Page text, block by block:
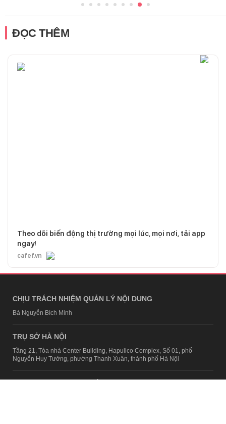
ĐỌC THÊM
Theo dõi biến động thị trường mọi lúc, mọi nơi, tải app
ngay!
cafef.vn
CHỊU TRÁCH NHIỆM QUẢN LÝ NỘI DUNG
Bà Nguyễn Bích Minh
TRỤ SỞ HÀ NỘI
Tầng 21, Tòa nhà Center Building, Hapulico Complex, Số 01, phố
Nguyễn Huy Tưởng, phường Thanh Xuân, thành phố Hà Nội